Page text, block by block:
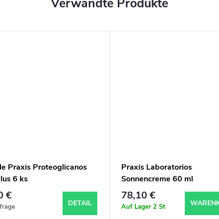
Verwandte Produkte
Praxis Proteoglicanos
6 ks
€
DETAIL
Praxis Laboratorios
Sonnencreme 60 ml
78,10 €
Auf Lager 2 St